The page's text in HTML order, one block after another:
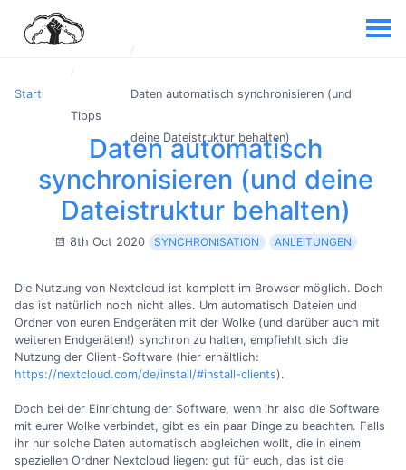
Start
Tipps
Daten automatisch synchronisieren (und
deine Dateistruktur behalten)
Daten automatisch
synchronisieren (und deine
Dateistruktur behalten)
8th Oct 2020 SYNCHRONISATION ANLEITUNGEN
Die Nutzung von Nextcloud ist komplett im Browser möglich. Doch
das ist natürlich noch nicht alles. Um automatisch Dateien und
Ordner von euren Endgeräten mit der Wolke (und darüber auch mit
weiteren Endgeräten!) synchron zu halten, empfiehlt sich die
Nutzung der Client-Software (hier erhältlich:
https://nextcloud.com/de/install/#install-clients).
Doch bei der Einrichtung der Software, wenn ihr also die Software
mit eurer Wolke verbindet, gibt es ein paar Dinge zu beachten. Falls
ihr nur solche Daten automatisch abgleichen wollt, die in einem
speziellen Ordner Nextcloud liegen: gut für euch, das ist die